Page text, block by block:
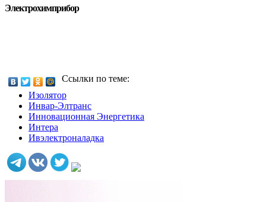
Электрохимприбор
Ссылки по теме:
Изолятор
Инвар-Элтранс
Инновационная Энергетика
Интера
Ивэлектроналадка